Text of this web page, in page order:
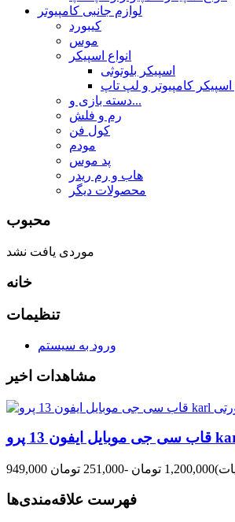
لوازم جانبی کامپیوتر
کیبورد
موس
انواع اسپیکر
اسپیکر بلوتوثی
اسپیکر کامپیوتر و لپ تاپ
دسته بازی و...
رم و فلش
کول فن
مودم
پد موس
هاب و رم ریدر
محصولات دیگر
محبوب
موردی یافت نشد
خانه
تنظیمات
ورود به سیستم
مشاهدات اخیر
1,200,000 تومان -251,000 تومان
فهرست علاقه‌مندی‌ها